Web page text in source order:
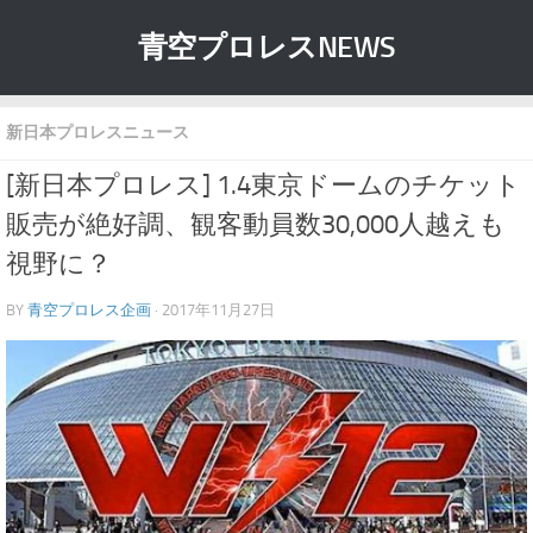
青空プロレスNEWS
新日本プロレスニュース
[新日本プロレス] 1.4東京ドームのチケット
販売が絶好調、観客動員数30,000人越えも
視野に？
BY 青空プロレス企画 · 2017年11月27日